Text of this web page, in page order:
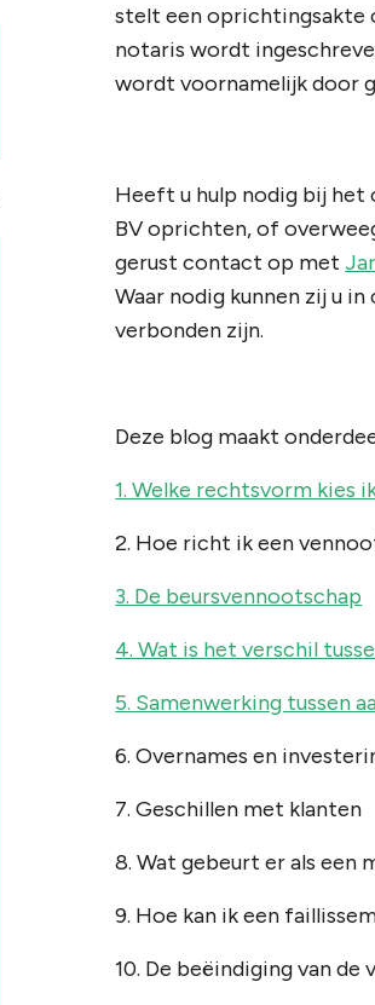
stelt een oprichtingsakte
notaris wordt
wordt voornamelijk door
Heeft u hulp nodig bij het
BV oprichten, of
gerust contact op met
Waar nodig kunnen zij u
verbonden zijn.
Deze blog maakt
1. Welke rechtsvorm kies
2. Hoe richt ik een
3. De beursvennootschap
4. Wat is het verschil
5. Samenwerking tussen
6. Overnames en
7. Geschillen met klanten
8. Wat gebeurt er als een
9. Hoe kan ik een
10. De beëindiging van de